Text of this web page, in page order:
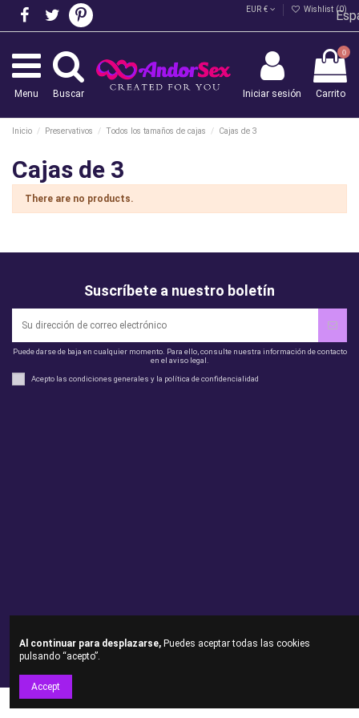
EUR € Wishlist (0)
Menu Buscar Iniciar sesión
0
Carrito
Inicio Preservativos Todos los tamaños de cajas Cajas de 3
Cajas de 3
There are no products.
Suscríbete a nuestro boletín
Puede darse de baja en cualquier momento. Para ello, consulte nuestra información de contacto
en el aviso legal.
Acepto las condiciones generales y la política de confidencialidad
Andorsex Copyright 2021 - Todos los derechos reservados
Al continuar para desplazarse, Puedes aceptar todas las cookies
pulsando “acepto”.
Accept